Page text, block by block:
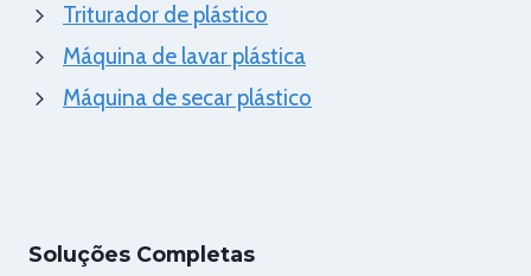
Triturador de plástico
Máquina de lavar plástica
Máquina de secar plástico
Soluções Completas